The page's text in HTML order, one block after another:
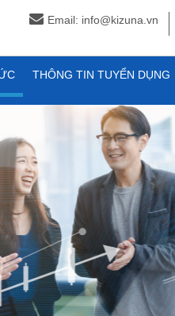
Email: info@kizuna.vn
THÔNG TIN TUYỂN DỤNG